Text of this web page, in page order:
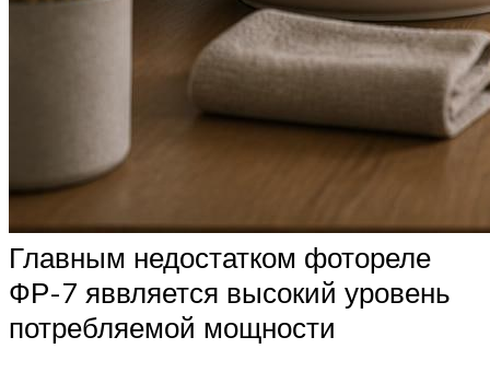
Главным недостатком фотореле
ФР-7 яввляется высокий уровень
потребляемой мощности